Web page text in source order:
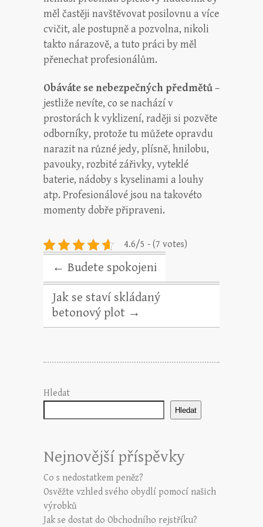
měl častěji navštěvovat posilovnu a více
cvičit, ale postupně a pozvolna, nikoli
takto nárazově, a tuto práci by měl
přenechat profesionálům.
Obáváte se nebezpečných předmětů–
jestliže nevíte, co se nachází v
prostorách k vyklizení, raději si pozvěte
odborníky, protože tu můžete opravdu
narazit na různé jedy, plísně, hnilobu,
pavouky, rozbité zářivky, vyteklé
baterie, nádoby s kyselinami a louhy
atp. Profesionálové jsou na takovéto
momenty dobře připraveni.
4.6/5 - (7 votes)
← Budete spokojeni
Jak se staví skládaný
betonový plot →
Hledat
Hledat
Nejnovější příspěvky
Co s nedostatkem peněz?
Osvěžte vzhled svého obydlí pomocí našich
výrobků
Jak se dostat do Obchodního rejstříku?